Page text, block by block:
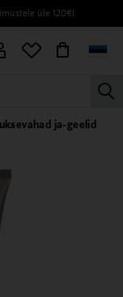
üle 120€!
KODUja-geelid